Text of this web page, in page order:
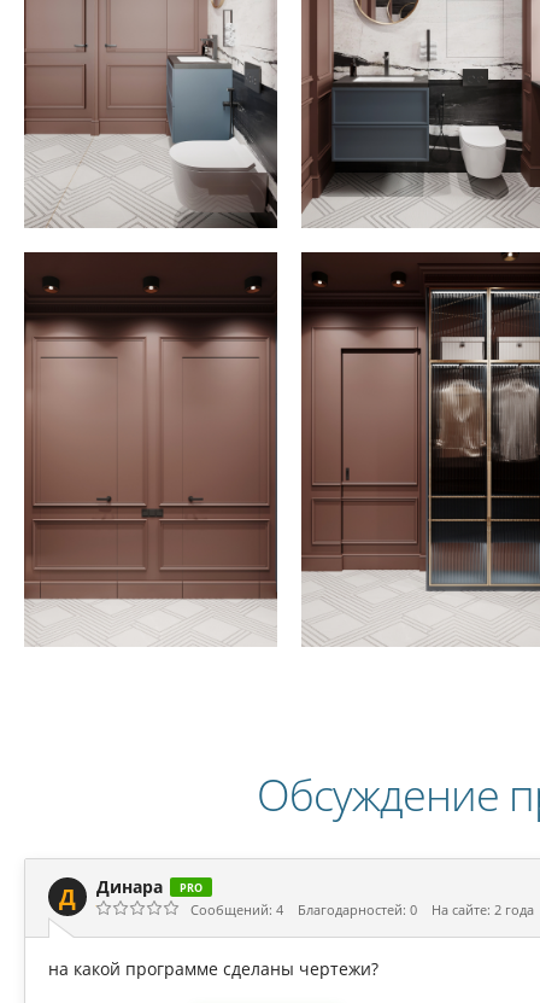
Обсуждение
Д Динара PRO
Сообщений: 4 Благодарностей: 0 На сайте: 2 года
на какой программе сделаны чертежи?